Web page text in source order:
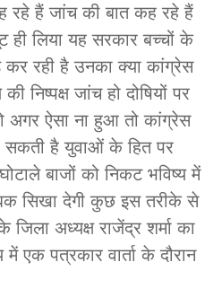
हैं जांच की बात कह रहे हैं
ही लिया यह सरकार बच्चों के
रही है उनका क्या कांग्रेस
निष्पक्ष जांच हो दोषियों पर
अगर ऐसा ना हुआ तो कांग्रेस
सकती है युवाओं के हित पर
बाजों को निकट भविष्य में
सिखा देगी कुछ इस तरीके से
जिला अध्यक्ष राजेंद्र शर्मा का
एक पत्रकार वार्ता के दौरान